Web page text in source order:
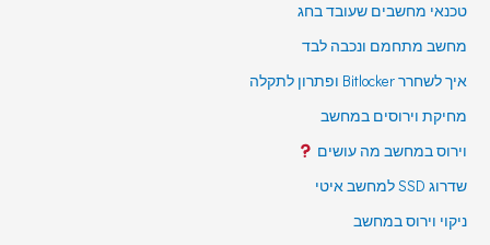
טכנאי מחשבים שעובד בחג
מחשב מתחמם ונכבה לבד
איך לשחרר Bitlocker ופתרון לתקלה
מחיקת וירוסים במחשב
וירוס במחשב מה עושים
שדרוג SSD למחשב איטי
ניקוי וירוס במחשב